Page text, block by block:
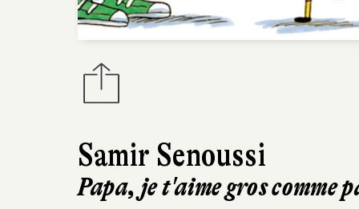
Samir Senoussi
Papa, je t'aime gros comme